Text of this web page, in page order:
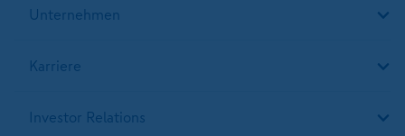
Unternehmen
Karriere
Investor Relations